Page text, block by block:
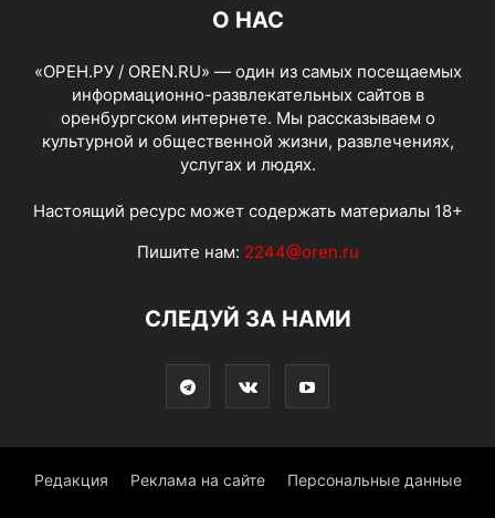
О НАС
«ОРЕН.РУ / OREN.RU» — один из самых посещаемых
информационно-развлекательных сайтов в
оренбургском интернете. Мы рассказываем о
культурной и общественной жизни, развлечениях,
услугах и людях.
Настоящий ресурс может содержать материалы 18+
Пишите нам: 2244@oren.ru
СЛЕДУЙ ЗА НАМИ
Редакция Реклама на сайте Персональные данные